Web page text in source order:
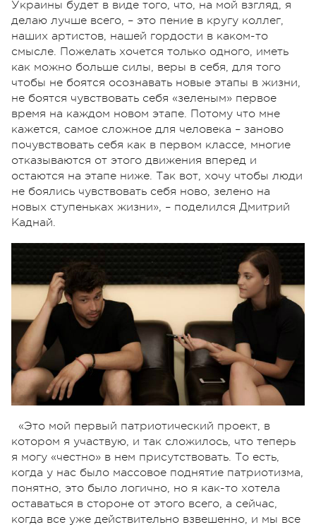
Украины будет в виде того, что, на мой взгляд, я
делаю лучше всего, – это пение в кругу коллег,
наших артистов, нашей гордости в каком-то
смысле. Пожелать хочется только одного, иметь
как можно больше силы, веры в себя, для того
чтобы не боятся осознавать новые этапы в жизни,
не боятся чувствовать себя «зеленым» первое
время на каждом новом этапе. Потому что мне
кажется, самое сложное для человека – заново
почувствовать себя как в первом классе, многие
отказываются от этого движения вперед и
остаются на этапе ниже. Так вот, хочу чтобы люди
не боялись чувствовать себя ново, зелено на
новых ступеньках жизни», – поделился Дмитрий
Каднай.
«Это мой первый патриотический проект, в
котором я участвую, и так сложилось, что теперь
я могу «честно» в нем присутствовать. То есть,
когда у нас было массовое поднятие патриотизма,
понятно, это было логично, но я как-то хотела
оставаться в стороне от этого всего, а сейчас,
когда все уже действительно взвешенно, и мы все